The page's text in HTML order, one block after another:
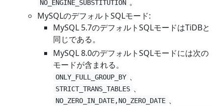
NO_ENGINE_SUBSTITUTION
MySQLのデフォルトSQLモード:
MySQL 5.7のデフォルトSQLモードはTiDBと
同じである。
MySQL 8.0のデフォルトSQLモードには次の
モードが含まれる。
ONLY_FULL_GROUP_BY 、
STRICT_TRANS_TABLES 、
NO_ZERO_IN_DATE,NO_ZERO_DATE 、